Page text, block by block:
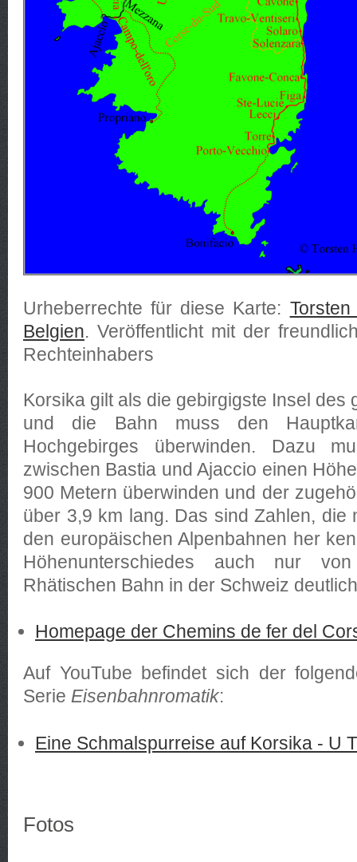
Urheberrechte für diese Karte:
Belgien. Veröffentlicht mit der
Rechteinhabers
Korsika gilt als die gebirgigste Insel des
und die Bahn muss den
Hochgebirges überwinden. Dazu
zwischen Bastia und Ajaccio einen
900 Metern überwinden und der
über 3,9 km lang. Das sind Zahlen, die
den europäischen Alpenbahnen her
Höhenunterschiedes auch nur
Rhätischen Bahn in der Schweiz
Homepage der Chemins de fer del
Auf YouTube befindet sich der
Serie Eisenbahnromatik:
Eine Schmalspurreise auf Korsika - U
Fotos